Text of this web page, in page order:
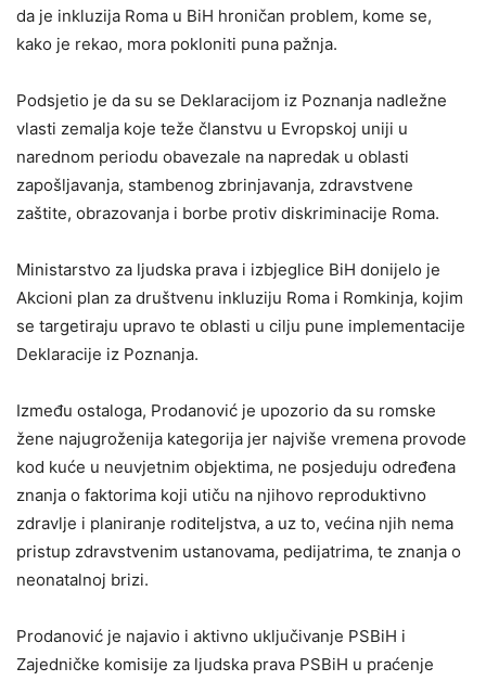
da je inkluzija Roma u BiH hroničan problem, kome se,
kako je rekao, mora pokloniti puna pažnja.
Podsjetio je da su se Deklaracijom iz Poznanja nadležne
vlasti zemalja koje teže članstvu u Evropskoj uniji u
narednom periodu obavezale na napredak u oblasti
zapošljavanja, stambenog zbrinjavanja, zdravstvene
zaštite, obrazovanja i borbe protiv diskriminacije Roma.
Ministarstvo za ljudska prava i izbjeglice BiH donijelo je
Akcioni plan za društvenu inkluziju Roma i Romkinja, kojim
se targetiraju upravo te oblasti u cilju pune implementacije
Deklaracije iz Poznanja.
Između ostaloga, Prodanović je upozorio da su romske
žene najugroženija kategorija jer najviše vremena provode
kod kuće u neuvjetnim objektima, ne posjeduju određena
znanja o faktorima koji utiču na njihovo reproduktivno
zdravlje i planiranje roditeljstva, a uz to, većina njih nema
pristup zdravstvenim ustanovama, pedijatrima, te znanja o
neonatalnoj brizi.
Prodanović je najavio i aktivno uključivanje PSBiH i
Zajedničke komisije za ljudska prava PSBiH u praćenje